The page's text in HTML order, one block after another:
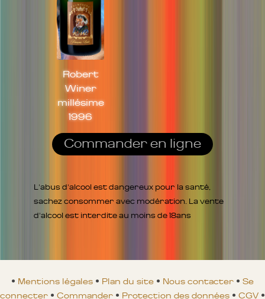
Robert
Winer
millésime
1996
Commander en ligne
L'abus d'alcool est dangereux pour la santé,
sachez consommer avec modération. La vente
d'alcool est interdite au moins de 18ans
• Mentions légales • Plan du site • Nous contacter • Se
connecter • Commander • Protection des données • CGV •